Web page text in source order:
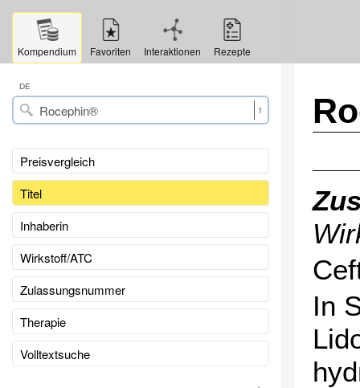
Kompendium Favoriten Interaktionen Rezepte
DE
1
Preisvergleich
Titel
Inhaberin
Wirkstoff/ATC
Zulassungsnummer
Therapie
Volltextsuche
In